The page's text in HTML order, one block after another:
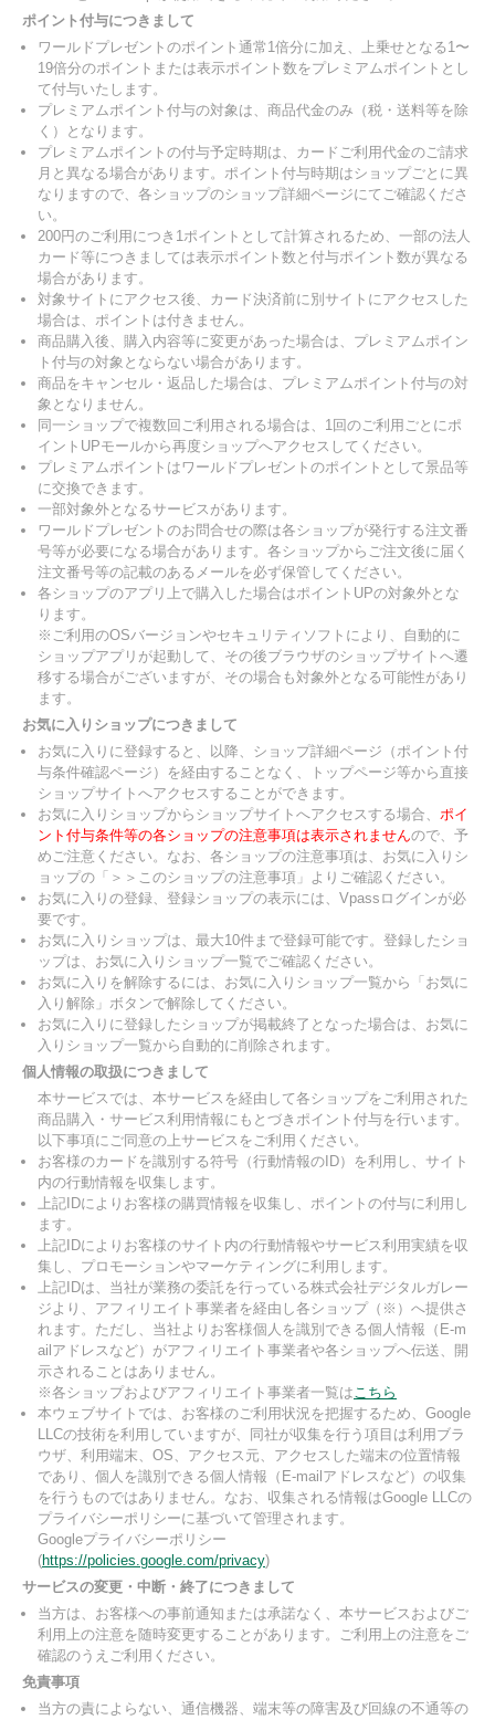
ポイント付与につきまして
ワールドプレゼントのポイント通常1倍分に加え、上乗せとなる1〜
19倍分のポイントまたは表示ポイント数をプレミアムポイントとし
て付与いたします。
プレミアムポイント付与の対象は、商品代金のみ（税・送料等を除
く）となります。
プレミアムポイントの付与予定時期は、カードご利用代金のご請求
月と異なる場合があります。ポイント付与時期はショップごとに異
なりますので、各ショップのショップ詳細ページにてご確認くださ
い。
200円のご利用につき1ポイントとして計算されるため、一部の法人
カード等につきましては表示ポイント数と付与ポイント数が異なる
場合があります。
対象サイトにアクセス後、カード決済前に別サイトにアクセスした
場合は、ポイントは付きません。
商品購入後、購入内容等に変更があった場合は、プレミアムポイン
ト付与の対象とならない場合があります。
商品をキャンセル・返品した場合は、プレミアムポイント付与の対
象となりません。
同一ショップで複数回ご利用される場合は、1回のご利用ごとにポ
イントUPモールから再度ショップへアクセスしてください。
プレミアムポイントはワールドプレゼントのポイントとして景品等
に交換できます。
一部対象外となるサービスがあります。
ワールドプレゼントのお問合せの際は各ショップが発行する注文番
号等が必要になる場合があります。各ショップからご注文後に届く
注文番号等の記載のあるメールを必ず保管してください。
各ショップのアプリ上で購入した場合はポイントUPの対象外とな
ります。
※ご利用のOSバージョンやセキュリティソフトにより、自動的に
ショップアプリが起動して、その後ブラウザのショップサイトへ遷
移する場合がございますが、その場合も対象外となる可能性があり
ます。
お気に入りショップにつきまして
お気に入りに登録すると、以降、ショップ詳細ページ（ポイント付
与条件確認ページ）を経由することなく、トップページ等から直接
ショップサイトへアクセスすることができます。
お気に入りショップからショップサイトへアクセスする場合、 ポイ
ント付与条件等の各ショップの注意事項は表示されませんので、予
めご注意ください。なお、各ショップの注意事項は、お気に入りシ
ョップの「＞＞このショップの注意事項」よりご確認ください。
お気に入りの登録、登録ショップの表示には、Vpassログインが必
要です。
お気に入りショップは、最大10件まで登録可能です。登録したショ
ップは、お気に入りショップ一覧でご確認ください。
お気に入りを解除するには、お気に入りショップ一覧から「お気に
入り解除」ボタンで解除してください。
お気に入りに登録したショップが掲載終了となった場合は、お気に
入りショップ一覧から自動的に削除されます。
個人情報の取扱につきまして
本サービスでは、本サービスを経由して各ショップをご利用された
商品購入・サービス利用情報にもとづきポイント付与を行います。
以下事項にご同意の上サービスをご利用ください。
お客様のカードを識別する符号（行動情報のID）を利用し、サイト
内の行動情報を収集します。
上記IDによりお客様の購買情報を収集し、ポイントの付与に利用し
ます。
上記IDによりお客様のサイト内の行動情報やサービス利用実績を収
集し、プロモーションやマーケティングに利用します。
上記IDは、当社が業務の委託を行っている株式会社デジタルガレー
ジより、アフィリエイト事業者を経由し各ショップ（※）へ提供さ
れます。ただし、当社よりお客様個人を識別できる個人情報（E-m
ailアドレスなど）がアフィリエイト事業者や各ショップへ伝送、開
示されることはありません。
※各ショップおよびアフィリエイト事業者一覧はこちら
本ウェブサイトでは、お客様のご利用状況を把握するため、Google
LLCの技術を利用していますが、同社が収集を行う項目は利用ブラ
ウザ、利用端末、OS、アクセス元、アクセスした端末の位置情報
であり、個人を識別できる個人情報（E-mailアドレスなど）の収集
を行うものではありません。なお、収集される情報はGoogle LLCの
プライバシーポリシーに基づいて管理されます。
Googleプライバシーポリシー
(https://policies.google.com/privacy)
サービスの変更・中断・終了につきまして
当方は、お客様への事前通知または承諾なく、本サービスおよびご
利用上の注意を随時変更することがあります。ご利用上の注意をご
確認のうえご利用ください。
免責事項
当方の責によらない、通信機器、端末等の障害及び回線の不通等の